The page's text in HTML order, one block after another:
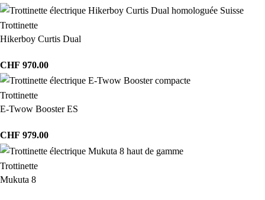
Trottinette
Hikerboy Curtis Dual
CHF 970.00
Trottinette
E-Twow Booster ES
CHF 979.00
Trottinette
Mukuta 8